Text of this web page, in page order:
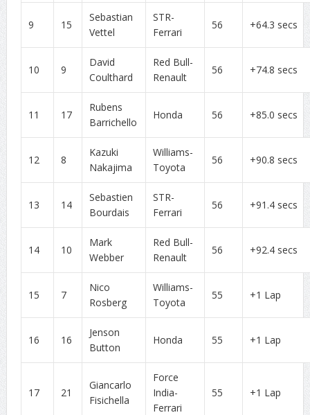
9 15
Sebastian
Vettel
STR-
Ferrari
56 +64.3 secs
10 9
David
Coulthard
Red Bull-
Renault
56 +74.8 secs
11 17
Rubens
Barrichello
Honda 56 +85.0 secs
12 8
Kazuki
Nakajima
Williams-
Toyota
56 +90.8 secs
13 14
Sebastien
Bourdais
STR-
Ferrari
56 +91.4 secs
14 10
Mark
Webber
Red Bull-
Renault
56 +92.4 secs
15 7
Nico
Rosberg
Williams-
Toyota
55 +1 Lap
16 16
Jenson
Button
Honda 55 +1 Lap
17 21
Giancarlo
Fisichella
Force
India-
Ferrari
55 +1 Lap